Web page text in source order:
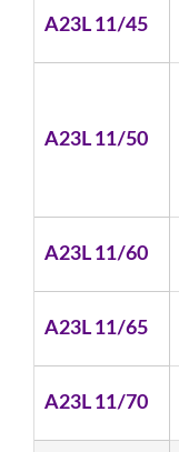
A23L 11/45
A23L 11/50
A23L 11/60
A23L 11/65
A23L 11/70